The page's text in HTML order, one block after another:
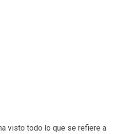
visto todo lo que se refiere a